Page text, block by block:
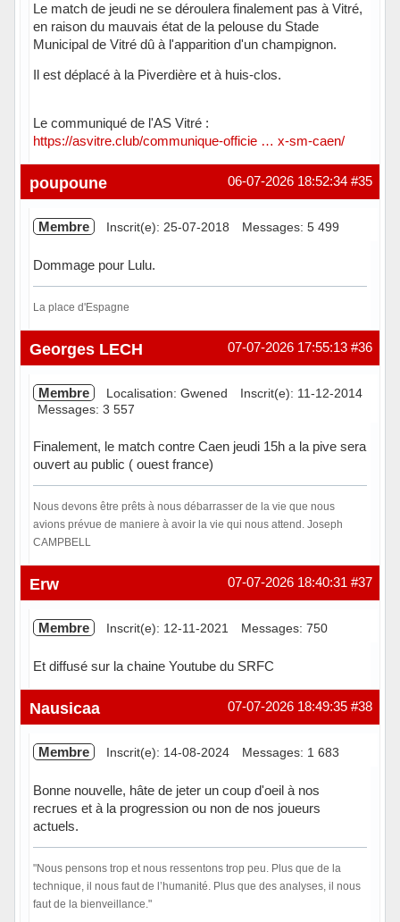
Le match de jeudi ne se déroulera finalement pas à Vitré,
en raison du mauvais état de la pelouse du Stade
Municipal de Vitré dû à l'apparition d'un champignon.
Il est déplacé à la Piverdière et à huis-clos.
Le communiqué de l'AS Vitré :
https://asvitre.club/communique-officie … x-sm-caen/
Hors ligne #35
06-07-2026 18:52:34
poupoune
Membre Inscrit(e): 25-07-2018 Messages: 5 499
Dommage pour Lulu.
La place d'Espagne
Hors ligne #36
07-07-2026 17:55:13
Georges LECH
Membre Localisation: Gwened
Inscrit(e): 11-12-2014
Messages: 3 557
Finalement, le match contre Caen jeudi 15h a la pive sera
ouvert au public ( ouest france)
Nous devons être prêts à nous débarrasser de la vie que nous
avions prévue de maniere à avoir la vie qui nous attend. Joseph
CAMPBELL
Hors ligne #37
07-07-2026 18:40:31
Erw
Membre Inscrit(e): 12-11-2021 Messages: 750
Et diffusé sur la chaine Youtube du SRFC
Hors ligne #38
07-07-2026 18:49:35
Nausicaa
Membre Inscrit(e): 14-08-2024 Messages: 1 683
Bonne nouvelle, hâte de jeter un coup d'oeil à nos
recrues et à la progression ou non de nos joueurs
actuels.
"Nous pensons trop et nous ressentons trop peu. Plus que de la
technique, il nous faut de l’humanité. Plus que des analyses, il nous
faut de la bienveillance."